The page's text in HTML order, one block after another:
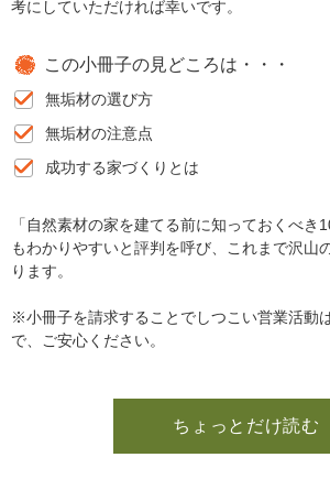
考にしていただければ幸いです。
この小冊子の見どころは・・・
無垢材の選び方
無垢材の注意点
成功する家づくりとは
「自然素材の家を建てる前に知っておくべき
もわかりやすいと評判を呼び、これまで沢山
ります。
※小冊子を請求することでしつこい営業活動
で、ご安心ください。
ちょっとだけ読む